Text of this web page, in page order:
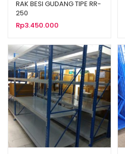
RAK BESI GUDANG TIPE RR-
250
Rp3.450.000